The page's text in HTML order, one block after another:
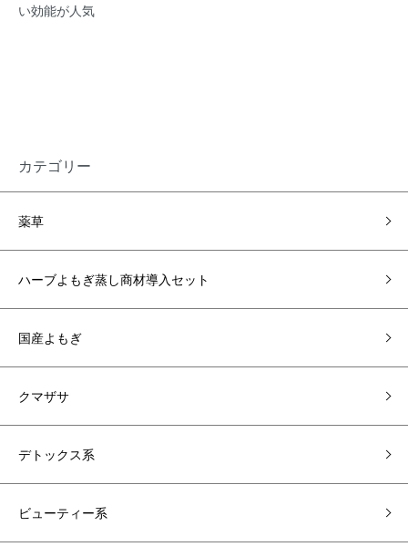
い効能が人気
カテゴリー
薬草
ハーブよもぎ蒸し商材導入セット
国産よもぎ
クマザサ
デトックス系
ビューティー系